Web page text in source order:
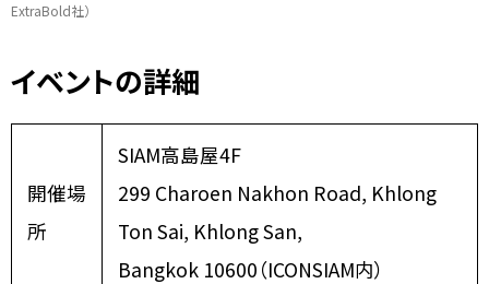
ExtraBold社）
イベントの詳細
開催場
所
SIAM高島屋4F
299 Charoen Nakhon Road, Khlong
Ton Sai, Khlong San,
Bangkok 10600（ICONSIAM内）